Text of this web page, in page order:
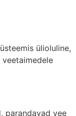
ülioluline,
parandavad vee